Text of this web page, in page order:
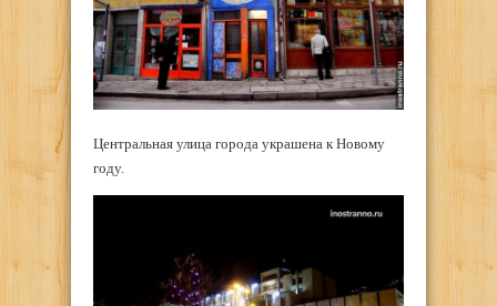
Центральная улица города украшена к Новому
году.